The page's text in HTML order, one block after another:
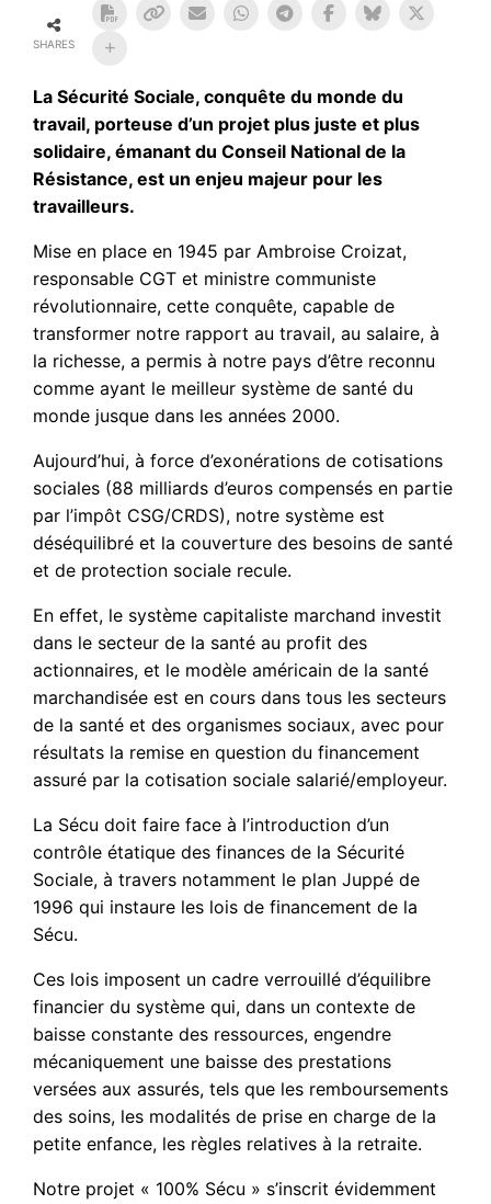
SHARES
La Sécurité Sociale, conquête du monde du
travail, porteuse d’un projet plus juste et plus
solidaire, émanant du Conseil National de la
Résistance, est un enjeu majeur pour les
travailleurs.
Mise en place en 1945 par Ambroise Croizat,
responsable CGT et ministre communiste
révolutionnaire, cette conquête, capable de
transformer notre rapport au travail, au salaire, à
la richesse, a permis à notre pays d’être reconnu
comme ayant le meilleur système de santé du
monde jusque dans les années 2000.
Aujourd’hui, à force d’exonérations de cotisations
sociales (88 milliards d’euros compensés en partie
par l’impôt CSG/CRDS), notre système est
déséquilibré et la couverture des besoins de santé
et de protection sociale recule.
En effet, le système capitaliste marchand investit
dans le secteur de la santé au profit des
actionnaires, et le modèle américain de la santé
marchandisée est en cours dans tous les secteurs
de la santé et des organismes sociaux, avec pour
résultats la remise en question du financement
assuré par la cotisation sociale salarié/employeur.
La Sécu doit faire face à l’introduction d’un
contrôle étatique des finances de la Sécurité
Sociale, à travers notamment le plan Juppé de
1996 qui instaure les lois de financement de la
Sécu.
Ces lois imposent un cadre verrouillé d’équilibre
financier du système qui, dans un contexte de
baisse constante des ressources, engendre
mécaniquement une baisse des prestations
versées aux assurés, tels que les remboursements
des soins, les modalités de prise en charge de la
petite enfance, les règles relatives à la retraite.
Notre projet « 100% Sécu » s’inscrit évidemment